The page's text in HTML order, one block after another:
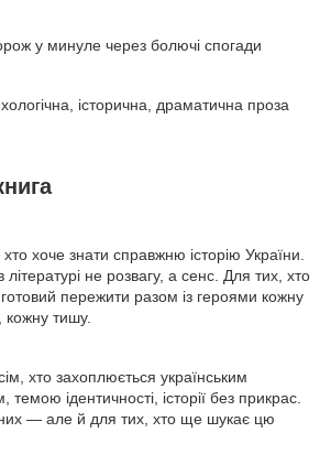
у минуле через болючі спогади
історична, драматична проза
хоче знати справжню історію України.
не розвагу, а сенс. Для тих, хто
пережити разом із героями кожну
кожну тишу.
хто захоплюється українським
темою ідентичності, історії без прикрас.
— але й для тих, хто ще шукає цю